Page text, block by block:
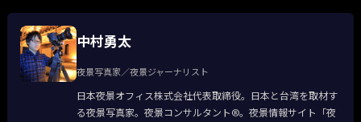
中村勇太
夜景写真家／夜景ジャーナリスト
日本夜景オフィス株式会社代表取締役。日本と台湾を取材す
る夜景写真家。夜景コンサルタント®。夜景情報サイト「夜